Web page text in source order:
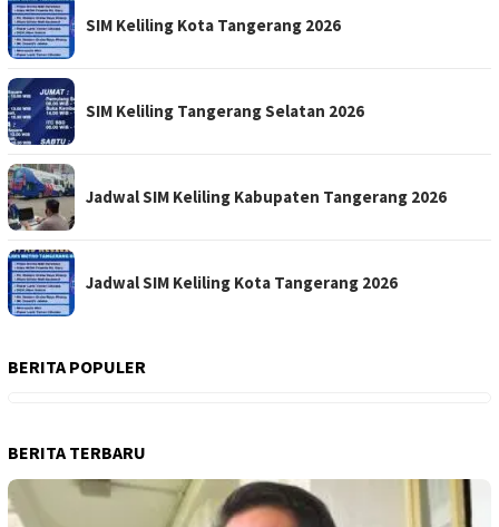
SIM Keliling Kota Tangerang 2026
SIM Keliling Tangerang Selatan 2026
Jadwal SIM Keliling Kabupaten Tangerang 2026
Jadwal SIM Keliling Kota Tangerang 2026
BERITA POPULER
BERITA TERBARU